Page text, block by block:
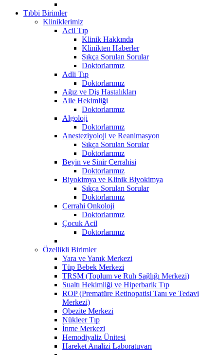
Tıbbi Birimler
Kliniklerimiz
Acil Tıp
Klinik Hakkında
Klinikten Haberler
Sıkça Sorulan Sorular
Doktorlarımız
Adli Tıp
Doktorlarımız
Ağız ve Diş Hastalıkları
Aile Hekimliği
Doktorlarımız
Algoloji
Doktorlarımız
Anesteziyoloji ve Reanimasyon
Sıkça Sorulan Sorular
Doktorlarımız
Beyin ve Sinir Cerrahisi
Doktorlarımız
Biyokimya ve Klinik Biyokimya
Sıkça Sorulan Sorular
Doktorlarımız
Cerrahi Onkoloji
Doktorlarımız
Çocuk Acil
Doktorlarımız
Özellikli Birimler
Yara ve Yanık Merkezi
Tüp Bebek Merkezi
TRSM (Toplum ve Ruh Sağlığı Merkezi)
Sualtı Hekimliği ve Hiperbarik Tıp
ROP (Prematüre Retinopatisi Tanı ve Tedavi
Merkezi)
Obezite Merkezi
Nükleer Tıp
İnme Merkezi
Hemodiyaliz Ünitesi
Hareket Analizi Laboratuvarı